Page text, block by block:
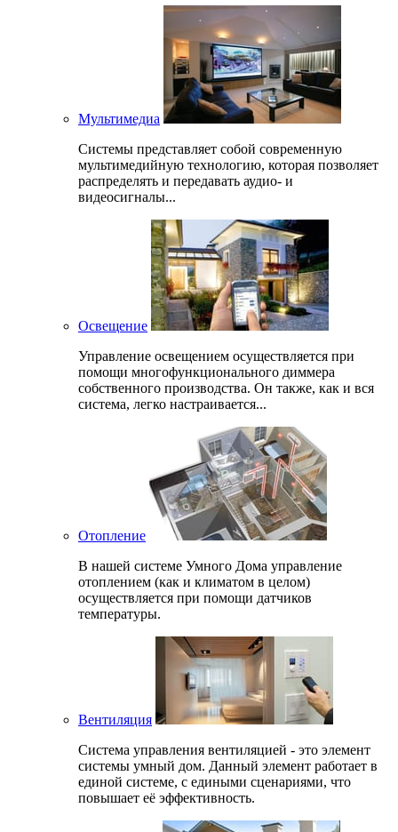
Мультимедиа
Системы представляет собой современную
мультимедийную технологию, которая позволяет
распределять и передавать аудио- и
видеосигналы...
Освещение
Управление освещением осуществляется при
помощи многофункционального диммера
собственного производства. Он также, как и вся
система, легко настраивается...
Отопление
В нашей системе Умного Дома управление
отоплением (как и климатом в целом)
осуществляется при помощи датчиков
температуры.
Вентиляция
Система управления вентиляцией - это элемент
системы умный дом. Данный элемент работает в
единой системе, с едиными сценариями, что
повышает её эффективность.